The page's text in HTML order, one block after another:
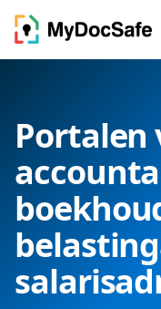
Portalen